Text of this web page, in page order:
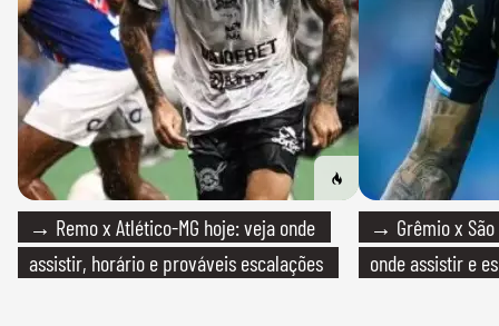
→ Remo x Atlético-MG hoje: veja onde
assistir, horário e prováveis escalações
→ Grêmio x São
onde assistir e